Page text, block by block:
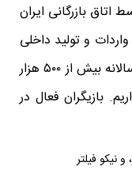
بازرگانی ایران
و تولید داخلی
به بیش از ۳۵٪ رسیده است. این یعنی سالانه بیش از ۵۰۰ هزار
بازیگران فعال در
نیکو فیلتر